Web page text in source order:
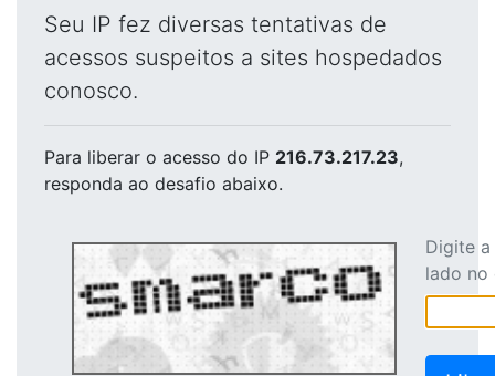
Seu IP fez diversas tentativas de
acessos suspeitos a sites hospedados
conosco.
Para liberar o acesso do IP 216.73.217.23,
responda ao desafio abaixo.
Digite
lado no